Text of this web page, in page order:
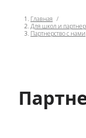
Главная /
Для школ и
Партнерство с нами